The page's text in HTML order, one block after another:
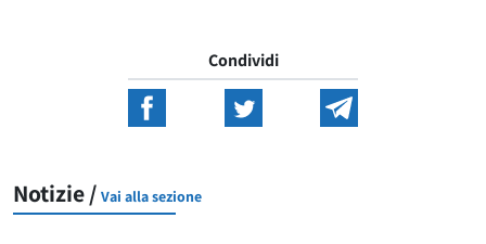
Condividi
Notizie / Vai alla sezione